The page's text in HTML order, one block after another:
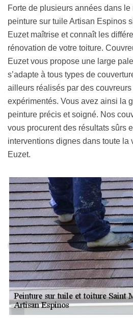
Forte de plusieurs années dans le
peinture sur tuile Artisan Espinos
Euzet maîtrise et connaît les
rénovation de votre toiture.
Euzet vous propose une large
s’adapte à tous types de
ailleurs réalisés par des
expérimentés. Vous avez ainsi la
peinture précis et soigné. Nos
vous procurent des résultats sûrs
interventions dignes dans toute la
Euzet.